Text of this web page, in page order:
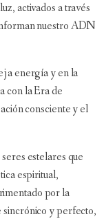
activados a través
nuestro ADN
energía y en la
con la Era de
consciente y el
estelares que
espiritual,
por la
sincrónico y perfecto,